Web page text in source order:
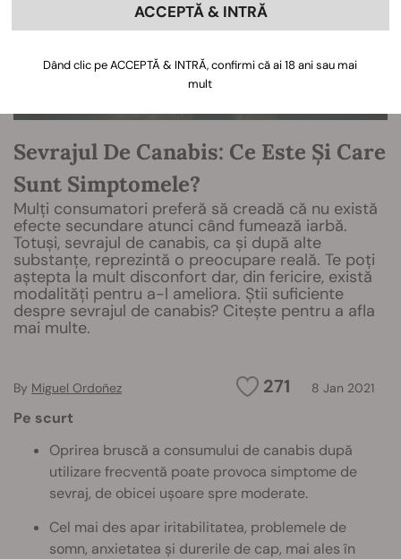
Sevrajul De Canabis: Ce Este Și Care
Sunt Simptomele?
Mulți consumatori preferă să creadă că nu există
efecte secundare atunci când fumează iarbă.
Totuși, sevrajul de canabis, ca și după alte
substanțe, reprezintă o preocupare reală. Te poți
aștepta la mult disconfort dar, din fericire, există
modalități pentru a-l ameliora. Știi suficiente
despre sevrajul de canabis? Citește pentru a afla
mai multe.
271 8 Jan 2021
By Miguel Ordoñez
Pe scurt
Oprirea bruscă a consumului de canabis după
utilizare frecventă poate provoca simptome de
sevraj, de obicei ușoare spre moderate.
Cel mai des apar iritabilitatea, problemele de
somn, anxietatea și durerile de cap, mai ales în
ACCEPTĂ & INTRĂ
Dând clic pe ACCEPTĂ & INTRĂ, confirmi că ai 18 ani sau mai
mult